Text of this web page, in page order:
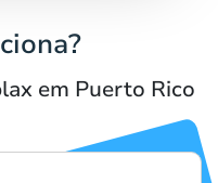
em Puerto Rico